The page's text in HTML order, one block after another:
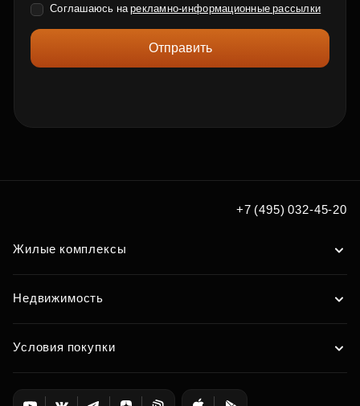
Соглашаюсь нарекламно-информационные рассылки
Отправить
+7 (495) 032-45-20
Жилые комплексы
Недвижимость
Условия покупки